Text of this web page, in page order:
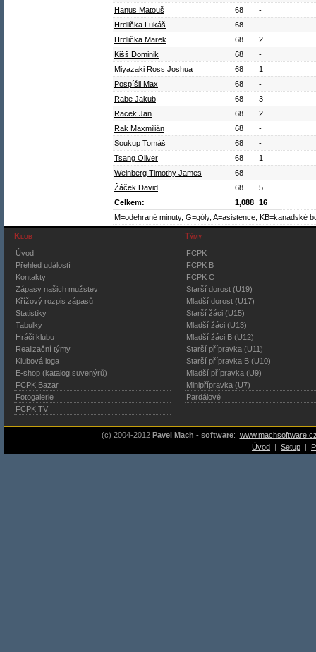
Hanus Matouš
68
-
Hrdlička Lukáš
68
-
Hrdlička Marek
68
2
Kišš Dominik
68
-
Miyazaki Ross Joshua
68
1
Pospíšil Max
68
-
Rabe Jakub
68
3
Racek Jan
68
2
Rak Maxmilián
68
-
Soukup Tomáš
68
-
Tsang Oliver
68
1
Weinberg Timothy James
68
-
Žáček David
68
5
Celkem:
1,088 16
M=odehrané minuty, G=góly, A=asistence, KB=kanadské
Klub
Úvod
Přehled událostí
Kontakty
Zápasy našich mužstev
Křížový rozpis zápasů
Statistiky
Tabulky
Hráči klubu
Realizační týmy
Klubová loga
E-shop (katalog suvenýrů)
FCPK Bazar
Fotogalerie
FCPK TV
Týmy
FCPK
FCPK B
FCPK C
Starší dorost (U19)
Mladší dorost (U17)
Starší žáci (U15)
Mladší žáci (U13)
Mladší žáci B (U12)
Starší přípravka (U11)
Starší přípravka B (U10)
Mladší přípravka (U9)
Minipřípravka (U7)
Pardálové
(c) 2004-2012 Pavel Mach - software:
Úvod | Setup |